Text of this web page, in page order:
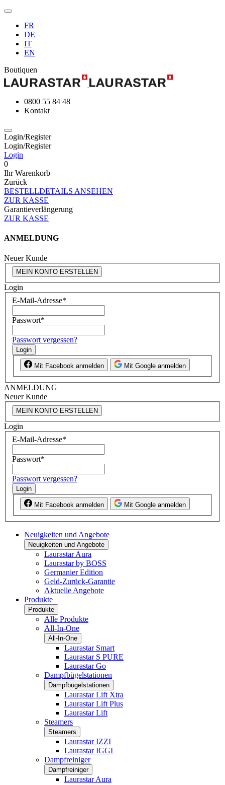
FR
DE
IT
EN
Boutiquen
0800 55 84 48
Kontakt
Login/Register
Login/Register
Login
0
Ihr Warenkorb
Zurück
BESTELLDETAILS ANSEHEN
ZUR KASSE
Garantieverlängerung
ZUR KASSE
ANMELDUNG
Neuer Kunde
MEIN KONTO ERSTELLEN
Login
E-Mail-Adresse*
Passwort*
Passwort vergessen?
Login
Mit Facebook anmelden Mit Google anmelden
ANMELDUNG
Neuer Kunde
MEIN KONTO ERSTELLEN
Login
E-Mail-Adresse*
Passwort*
Passwort vergessen?
Login
Mit Facebook anmelden Mit Google anmelden
Neuigkeiten und Angebote
Neuigkeiten und Angebote
Laurastar Aura
Laurastar by BOSS
Germanier Edition
Geld-Zurück-Garantie
Aktuelle Angebote
Produkte
Produkte
Alle Produkte
All-In-One
All-In-One
Laurastar Smart
Laurastar S PURE
Laurastar Go
Dampfbügelstationen
Dampfbügelstationen
Laurastar Lift Xtra
Laurastar Lift Plus
Laurastar Lift
Steamers
Steamers
Laurastar IZZI
Laurastar IGGI
Dampfreiniger
Dampfreiniger
Laurastar Aura